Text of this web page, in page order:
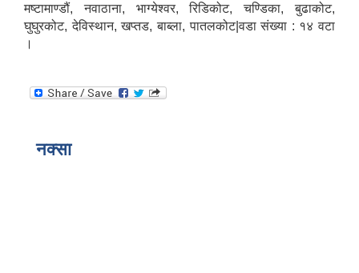
मष्टामाण्डौं, नवाठाना, भाग्येश्वर, रिडिकोट, चण्डिका, बुढाकोट,
घुघुरकोट, देविस्थान, खप्तड, बाब्ला, पातलकोट|वडा संख्या : १४ वटा
।
नक्सा